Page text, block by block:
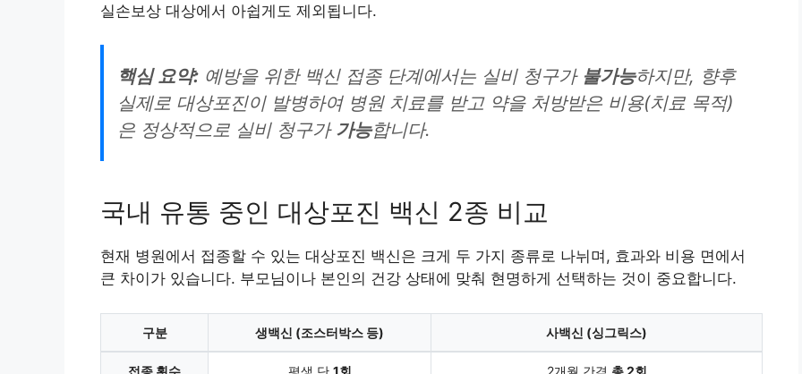
실손보상 대상에서 아쉽게도 제외됩니다.
핵심 요약: 예방을 위한 백신 접종 단계에서는 실비 청구가 불가능하지만, 향후
실제로 대상포진이 발병하여 병원 치료를 받고 약을 처방받은 비용(치료 목적)
은 정상적으로 실비 청구가 가능합니다.
국내 유통 중인 대상포진 백신 2종 비교
현재 병원에서 접종할 수 있는 대상포진 백신은 크게 두 가지 종류로 나뉘며, 효과와 비용 면에서
큰 차이가 있습니다. 부모님이나 본인의 건강 상태에 맞춰 현명하게 선택하는 것이 중요합니다.
구분 생백신 (조스터박스 등) 사백신 (싱그릭스)
접종 횟수 평생 단 1회 2개월 간격 총 2회